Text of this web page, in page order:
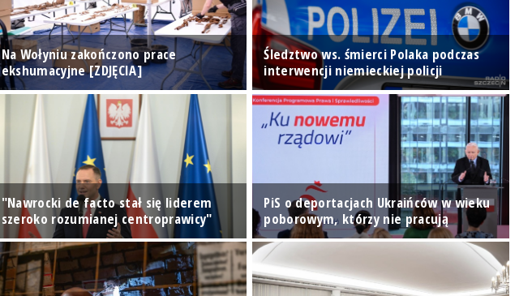
Na Wołyniu zakończono prace
ekshumacyjne [ZDJĘCIA]
Śledztwo ws. śmierci Polaka podczas
interwencji niemieckiej policji
"Nawrocki de facto stał się liderem
szeroko rozumianej centroprawicy"
PiS o deportacjach Ukraińców w wieku
poborowym, którzy nie pracują